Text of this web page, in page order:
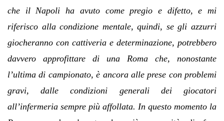
che il Napoli ha avuto come pregio e difetto, e mi
riferisco alla condizione mentale, quindi, se gli azzurri
giocheranno con cattiveria e determinazione, potrebbero
davvero approfittare di una Roma che, nonostante
l’ultima di campionato, è ancora alle prese con problemi
gravi, dalle condizioni generali dei giocatori
all’infermeria sempre più affollata. In questo momento la